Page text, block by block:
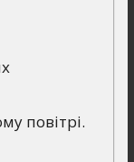
повітрі.